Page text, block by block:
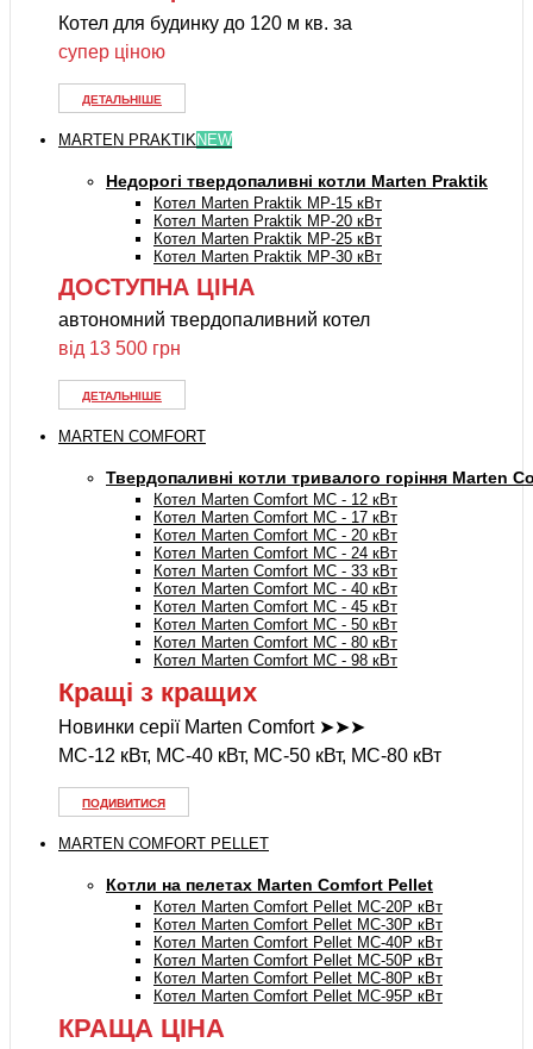
Котел для будинку до 120 м кв. за
супер ціною
ДЕТАЛЬНІШЕ
MARTEN PRAKTIKNEW
Недорогі твердопаливні котли Marten Praktik
Котел Marten Praktik MP-15 кВт
Котел Marten Praktik MP-20 кВт
Котел Marten Praktik MP-25 кВт
Котел Marten Praktik MP-30 кВт
ДОСТУПНА ЦІНА
автономний твердопаливний котел
від 13 500 грн
ДЕТАЛЬНІШЕ
MARTEN COMFORT
Твердопаливні котли тривалого горіння Marten
Котел Marten Comfort MC - 12 кВт
Котел Marten Comfort MC - 17 кВт
Котел Marten Comfort MC - 20 кВт
Котел Marten Comfort MC - 24 кВт
Котел Marten Comfort MC - 33 кВт
Котел Marten Comfort MC - 40 кВт
Котел Marten Comfort MC - 45 кВт
Котел Marten Comfort MC - 50 кВт
Котел Marten Comfort MC - 80 кВт
Котел Marten Comfort MC - 98 кВт
Кращі з кращих
Новинки серії Marten Comfort ➤➤➤
MC-12 кВт, MC-40 кВт, MC-50 кВт, MC-80 кВт
ПОДИВИТИСЯ
MARTEN COMFORT PELLET
Котли на пелетах Marten Comfort Pellet
Котел Marten Comfort Pellet MC-20P кВт
Котел Marten Comfort Pellet MC-30P кВт
Котел Marten Comfort Pellet MC-40P кВт
Котел Marten Comfort Pellet MC-50P кВт
Котел Marten Comfort Pellet MC-80P кВт
Котел Marten Comfort Pellet MC-95P кВт
КРАЩА ЦІНА